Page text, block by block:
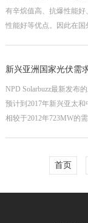
有辛烷值高、抗爆性能
性能好等优点。因此在
新兴亚洲国家光伏需
NPD Solarbuzz最新发布
预计到2017年新兴亚太
相较于2012年723MW的
首页